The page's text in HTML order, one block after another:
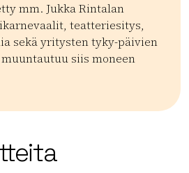
mm. Jukka Rintalan
teatteriesitys,
sekä yritysten tyky-päivien
siis moneen
OpenStreetMap